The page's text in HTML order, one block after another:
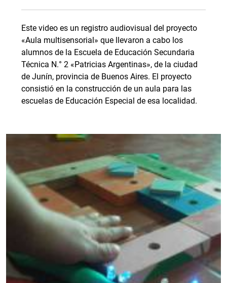
Este video es un registro audiovisual del proyecto
«Aula multisensorial» que llevaron a cabo los
alumnos de la Escuela de Educación Secundaria
Técnica N.° 2 «Patricias Argentinas», de la ciudad
de Junín, provincia de Buenos Aires. El proyecto
consistió en la construcción de un aula para las
escuelas de Educación Especial de esa localidad.